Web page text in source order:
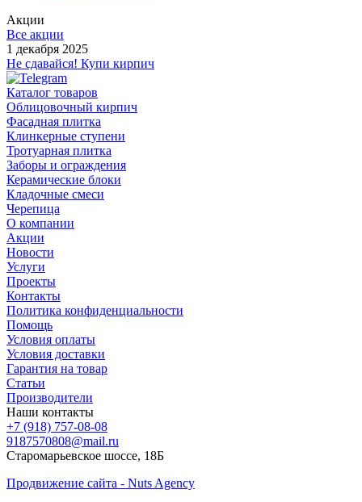
Акции
Все акции
1 декабря 2025
Не сдавайся! Купи кирпич
Каталог товаров
Облицовочный кирпич
Фасадная плитка
Клинкерные ступени
Тротуарная плитка
Заборы и ограждения
Керамические блоки
Кладочные смеси
Черепица
О компании
Акции
Новости
Услуги
Проекты
Контакты
Политика конфиденциальности
Помощь
Условия оплаты
Условия доставки
Гарантия на товар
Статьи
Производители
Наши контакты
+7 (918) 757-08-08
9187570808@mail.ru
Старомарьевское шоссе, 18Б
Продвижение сайта - Nuts Agency